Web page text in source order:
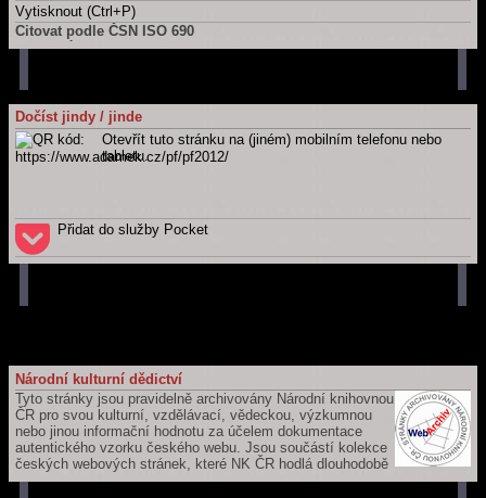
Vytisknout (Ctrl+P)
Citovat podle ČSN ISO 690
Tuto stránku
Celý web
ADÁMEK, Martin.Martin Adámek[online]. Náchod / Meziměstí [cit.
2026-08-06]. Dostupné z: https://www.adamek.cz
Dočíst jindy / jinde
Otevřít tuto stránku na (jiném) mobilním telefonu nebo
tabletu.
Přidat do služby Pocket
Národní kulturní dědictví
Tyto stránky jsou pravidelně archivovány Národní knihovnou
ČR pro svou kulturní, vzdělávací, vědeckou, výzkumnou
nebo jinou informační hodnotu za účelem dokumentace
autentického vzorku českého webu. Jsou součástí kolekce
českých webových stránek, které NK ČR hodlá dlouhodobě
uchovávat a zpřístupňovat pro budoucí generace. Jejich záznam je